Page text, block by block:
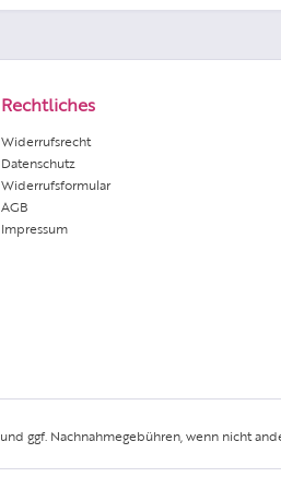
Rechtliches
Widerrufsrecht
Datenschutz
Widerrufsformular
AGB
Impressum
und ggf. Nachnahmegebühren, wenn nicht